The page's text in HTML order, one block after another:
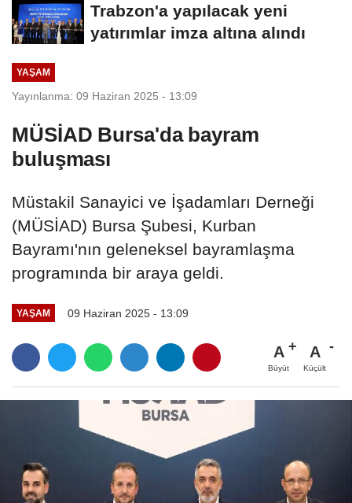
Trabzon'a yapılacak yeni
yatırımlar imza altına alındı
YAŞAM
Yayınlanma: 09 Haziran 2025 - 13:09
MÜSİAD Bursa'da bayram
buluşması
Müstakil Sanayici ve İşadamları Derneği
(MÜSİAD) Bursa Şubesi, Kurban
Bayramı'nın geleneksel bayramlaşma
programında bir araya geldi.
YAŞAM 09 Haziran 2025 - 13:09
A
Büyüt
A
Küçült